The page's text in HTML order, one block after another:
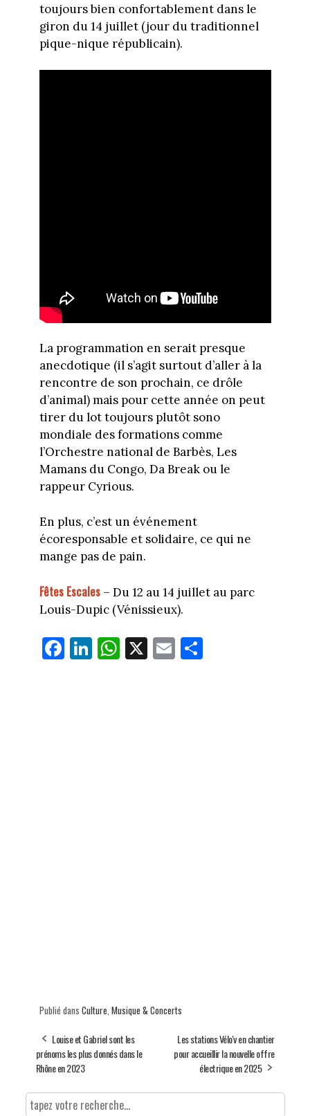
toujours bien confortablement dans le
giron du 14 juillet (jour du traditionnel
pique-nique républicain).
La programmation en serait presque
anecdotique (il s’agit surtout d’aller à la
rencontre de son prochain, ce drôle
d’animal) mais pour cette année on peut
tirer du lot toujours plutôt sono
mondiale des formations comme
l’Orchestre national de Barbès, Les
Mamans du Congo, Da Break ou le
rappeur Cyrious.
En plus, c’est un événement
écoresponsable et solidaire, ce qui ne
mange pas de pain.
Fêtes Escales – Du 12 au 14 juillet au parc
Louis-Dupic (Vénissieux).
Fa
ce
Li
nk
W
ha
X E
m
Pa
rt
Publié dans Culture Musique & Concerts
Louise et Gabriel sont les
prénoms les plus donnés dans le
Rhône en 2023
Les stations Vélo'v en chantier
pour accueillir la nouvelle offre
électrique en 2025